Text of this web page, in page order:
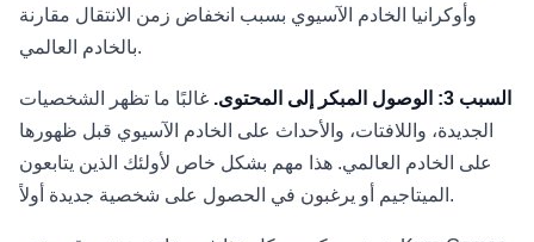
وأوكرانيا الخادم الآسيوي بسبب انخفاض زمن الانتقال مقارنة
بالخادم العالمي.
السبب 3: الوصول المبكر إلى المحتوى.
غالبًا ما تظهر الشخصيات
الجديدة، واللافتات، والأحداث على الخادم الآسيوي قبل ظهورها
على الخادم العالمي. هذا مهم بشكل خاص لأولئك الذين يتابعون
الميتاجيم أو يرغبون في الحصول على شخصية جديدة أولاً.